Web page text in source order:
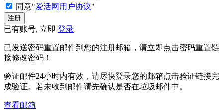
同意"爱活网用户协议"
已有账号, 立即 登录
已发送密码重置邮件到您的注册邮箱，请立即点击密码重置链
接修改密码！
验证邮件24小时内有效，请尽快登录您的邮箱点击验证链接完
成验证。若未收到邮件请先确认是否在垃圾邮件中。
查看邮箱